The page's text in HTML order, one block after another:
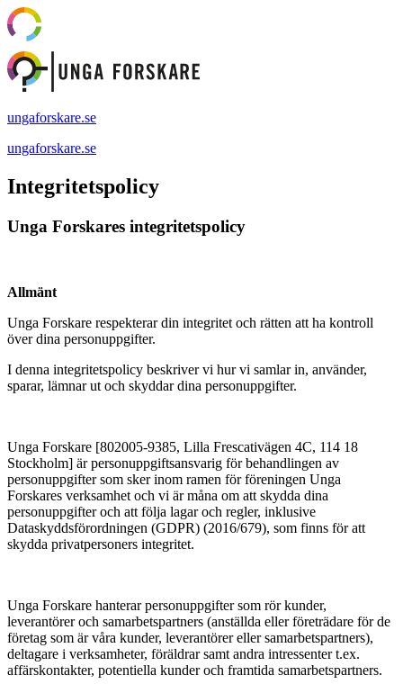
ungaforskare.se
ungaforskare.se
Integritetspolicy
Unga Forskares integritetspolicy
Allmänt
Unga Forskare respekterar din integritet och rätten att ha kontroll
över dina personuppgifter.
I denna integritetspolicy beskriver vi hur vi samlar in, använder,
sparar, lämnar ut och skyddar dina personuppgifter.
Unga Forskare [802005-9385, Lilla Frescativägen 4C, 114 18
Stockholm] är personuppgiftsansvarig för behandlingen av
personuppgifter som sker inom ramen för föreningen Unga
Forskares verksamhet och vi är måna om att skydda dina
personuppgifter och att följa lagar och regler, inklusive
Dataskyddsförordningen (GDPR) (2016/679), som finns för att
skydda privatpersoners integritet.
Unga Forskare hanterar personuppgifter som rör kunder,
leverantörer och samarbetspartners (anställda eller företrädare för de
företag som är våra kunder, leverantörer eller samarbetspartners),
deltagare i verksamheter, föräldrar samt andra intressenter t.ex.
affärskontakter, potentiella kunder och framtida samarbetspartners.